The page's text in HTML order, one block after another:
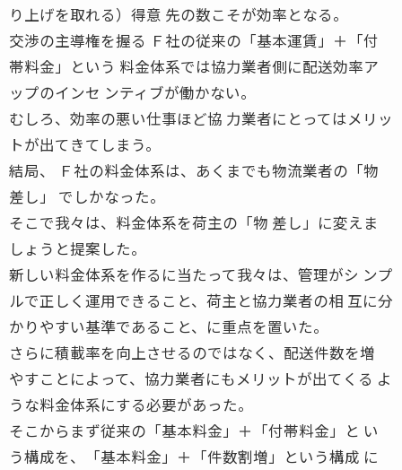
り上げを取れる）得意 先の数こそが効率となる。
交渉の主導権を握る Ｆ社の従来の「基本運賃」＋「付
帯料金」という 料金体系では協力業者側に配送効率ア
ップのインセ ンティブが働かない。
むしろ、効率の悪い仕事ほど協 力業者にとってはメリッ
トが出てきてしまう。
結局、 Ｆ社の料金体系は、あくまでも物流業者の「物
差し」 でしかなった。
そこで我々は、料金体系を荷主の「物 差し」に変えま
しょうと提案した。
新しい料金体系を作るに当たって我々は、管理がシ ンプ
ルで正しく運用できること、荷主と協力業者の相 互に分
かりやすい基準であること、に重点を置いた。
さらに積載率を向上させるのではなく、配送件数を増
やすことによって、協力業者にもメリットが出てくる よ
うな料金体系にする必要があった。
そこからまず従来の「基本料金」＋「付帯料金」と い
う構成を、「基本料金」＋「件数割増」という構成 に